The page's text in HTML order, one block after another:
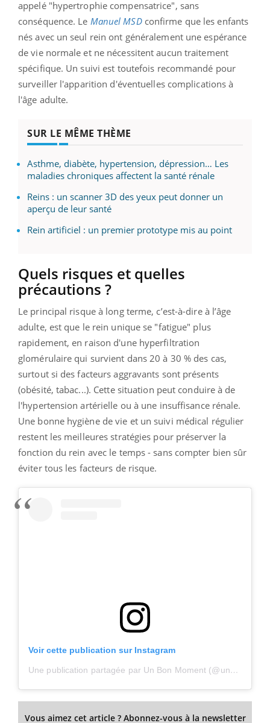
appelé "hypertrophie compensatrice", sans
conséquence. Le Manuel MSDconfirme que les enfants
nés avec un seul rein ont généralement une espérance
de vie normale et ne nécessitent aucun traitement
spécifique. Un suivi est toutefois recommandé pour
surveiller l'apparition d'éventuelles complications à
l'âge adulte.
SUR LE MÊME THÈME
Asthme, diabète, hypertension, dépression… Les
maladies chroniques affectent la santé rénale
Reins : un scanner 3D des yeux peut donner un
aperçu de leur santé
Rein artificiel : un premier prototype mis au point
Quels risques et quelles
précautions ?
Le principal risque à long terme, c’est-à-dire à l’âge
adulte, est que le rein unique se "fatigue" plus
rapidement, en raison d'une hyperfiltration
glomérulaire qui survient dans 20 à 30 % des cas,
surtout si des facteurs aggravants sont présents
(obésité, tabac...). Cette situation peut conduire à de
l'hypertension artérielle ou à une insuffisance rénale.
Une bonne hygiène de vie et un suivi médical régulier
restent les meilleures stratégies pour préserver la
fonction du rein avec le temps - sans compter bien sûr
éviter tous les facteurs de risque.
Voir cette publication sur Instagram
Une publication partagée par Un Bon Moment (@unbonmoment)
Vous aimez cet article ? Abonnez-vous à la newsletter